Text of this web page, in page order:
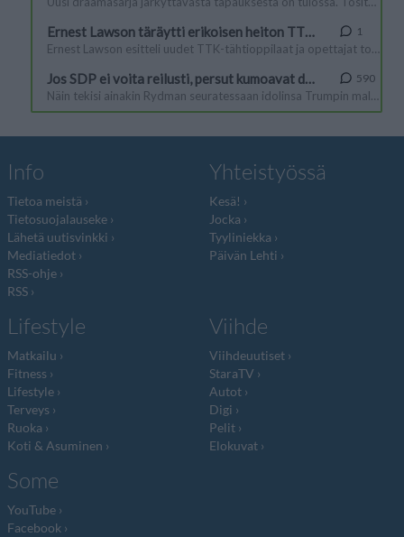
Info
Tietoa meistä
Tietosuojalauseke
Lähetä uutisvinkki
Mediatiedot
RSS-ohje
RSS
Yhteistyössä
Kesä!
Jocka
Tyyliniekka
Päivän Lehti
Lifestyle
Matkailu
Fitness
Lifestyle
Terveys
Ruoka
Koti & Asuminen
Viihde
Viihdeuutiset
StaraTV
Autot
Digi
Pelit
Elokuvat
Some
YouTube
Facebook